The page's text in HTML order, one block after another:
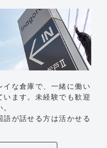
イな倉庫で、一緒に働い
います。未経験でも歓迎
が話せる方は活かせる